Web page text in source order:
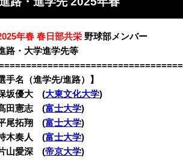
年春 春日部共栄 野球部メンバー
路・大学進学先等
手名（進学先/進路）】
坂優大 (大東文化大学)
田憲志 (富士大学)
尾拓翔 (富士大学)
木奏人 (富士大学)
山愛深 (帝京大学)